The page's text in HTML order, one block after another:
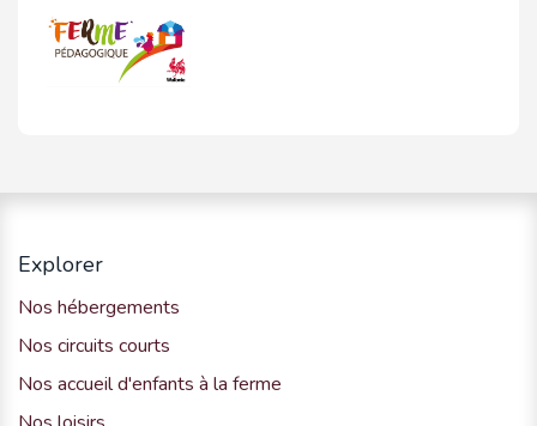
Explorer
Nos hébergements
Nos circuits courts
Nos accueil d'enfants à la ferme